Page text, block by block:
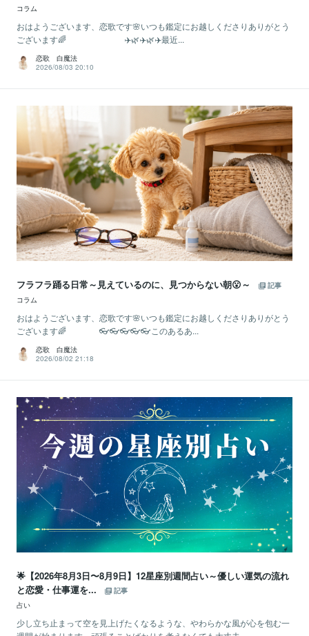
コラム
おはようございます、恋歌です🌸いつも鑑定にお越しくださりありがとう
ございます🌈 ✈️🌿✈️🌿✈️最近...
恋歌 白魔法
2026/08/03 20:10
フラフラ踊る日常～見えているのに、見つからない朝😮～
記事
コラム
おはようございます、恋歌です🌸いつも鑑定にお越しくださりありがとう
ございます🌈 👓👓👓👓👓このあるあ...
恋歌 白魔法
2026/08/02 21:18
🌟【2026年8月3日〜8月9日】12星座別週間占い～優しい運気の流れ
と恋愛・仕事運を...
記事
占い
少し立ち止まって空を見上げたくなるような、やわらかな風が心を包む一